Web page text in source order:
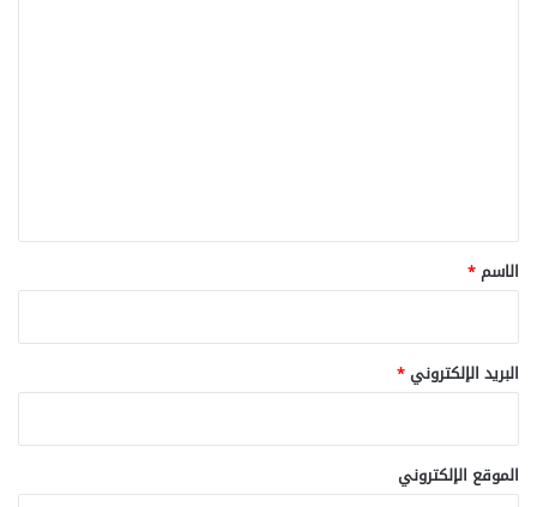
*
الاسم*
البريد الإلكتروني*
الموقع الإلكتروني